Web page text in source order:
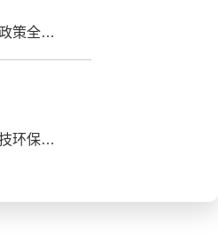
固废处置设备政府补贴政策全面解读：企业如何申请资金支持
从制造到智造：朴华科技环保设备的数字化转型之路